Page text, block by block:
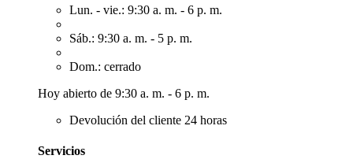
Lun. - vie.: 9:30 a. m. - 6 p. m.
Sáb.: 9:30 a. m. - 5 p. m.
Dom.: cerrado
Hoy abierto de 9:30 a. m. - 6 p. m.
Devolución del cliente 24 horas
Servicios